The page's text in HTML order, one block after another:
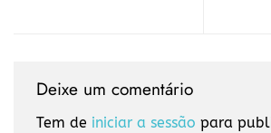
Deixe um comentário
Tem de iniciar a sessão para